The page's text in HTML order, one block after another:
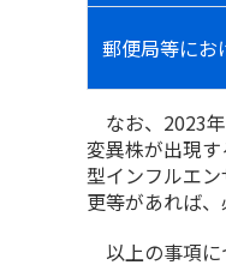
郵便局等にお
なお、2023
変異株が出現
型インフルエ
更等があれば
以上の事項に